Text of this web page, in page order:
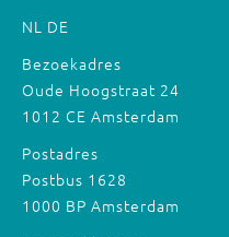
NL DE
Bezoekadres
Oude Hoogstraat 24
1012 CE Amsterdam
Postadres
Postbus 1628
1000 BP Amsterdam